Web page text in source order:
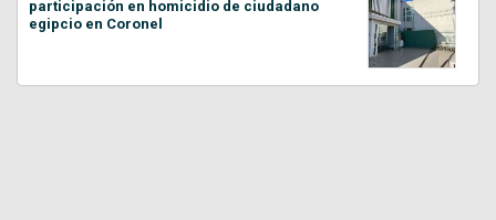
participación en homicidio de ciudadano
egipcio en Coronel